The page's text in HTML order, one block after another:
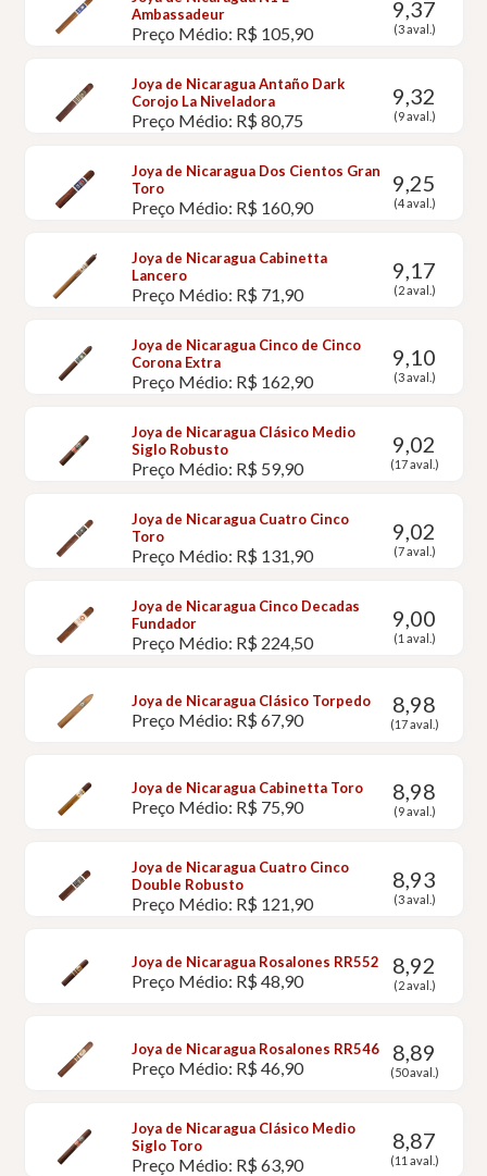
Ambassadeur
Preço Médio: R$ 105,90
9,37
(3 aval.)
Joya de Nicaragua Antaño Dark
Corojo La Niveladora
Preço Médio: R$ 80,75
9,32
(9 aval.)
Joya de Nicaragua Dos Cientos Gran
Toro
Preço Médio: R$ 160,90
9,25
(4 aval.)
Joya de Nicaragua Cabinetta
Lancero
Preço Médio: R$ 71,90
9,17
(2 aval.)
Joya de Nicaragua Cinco de Cinco
Corona Extra
Preço Médio: R$ 162,90
9,10
(3 aval.)
Joya de Nicaragua Clásico Medio
Siglo Robusto
Preço Médio: R$ 59,90
9,02
(17 aval.)
Joya de Nicaragua Cuatro Cinco
Toro
Preço Médio: R$ 131,90
9,02
(7 aval.)
Joya de Nicaragua Cinco Decadas
Fundador
Preço Médio: R$ 224,50
9,00
(1 aval.)
Joya de Nicaragua Clásico Torpedo
Preço Médio: R$ 67,90
8,98
(17 aval.)
Joya de Nicaragua Cabinetta Toro
Preço Médio: R$ 75,90
8,98
(9 aval.)
Joya de Nicaragua Cuatro Cinco
Double Robusto
Preço Médio: R$ 121,90
8,93
(3 aval.)
Joya de Nicaragua Rosalones RR552
Preço Médio: R$ 48,90
8,92
(2 aval.)
Joya de Nicaragua Rosalones RR546
Preço Médio: R$ 46,90
8,89
(50 aval.)
Joya de Nicaragua Clásico Medio
Siglo Toro
Preço Médio: R$ 63,90
8,87
(11 aval.)